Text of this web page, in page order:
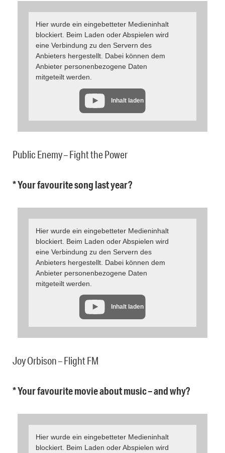
Hier wurde ein eingebetteter Medieninhalt
blockiert. Beim Laden oder Abspielen wird
eine Verbindung zu den Servern des
Anbieters hergestellt. Dabei können dem
Anbieter personenbezogene Daten
mitgeteilt werden.
Inhalt laden
Public Enemy – Fight the Power
* Your favourite song last year?
Hier wurde ein eingebetteter Medieninhalt
blockiert. Beim Laden oder Abspielen wird
eine Verbindung zu den Servern des
Anbieters hergestellt. Dabei können dem
Anbieter personenbezogene Daten
mitgeteilt werden.
Inhalt laden
Joy Orbison – Flight FM
* Your favourite movie about music – and why?
Hier wurde ein eingebetteter Medieninhalt
blockiert. Beim Laden oder Abspielen wird